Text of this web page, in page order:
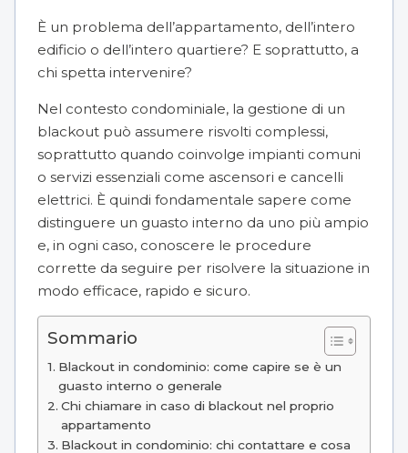
È un problema dell’appartamento, dell’intero
edificio o dell’intero quartiere? E soprattutto, a
chi spetta intervenire?
Nel contesto condominiale, la gestione di un
blackout può assumere risvolti complessi,
soprattutto quando coinvolge impianti comuni
o servizi essenziali come ascensori e cancelli
elettrici. È quindi fondamentale sapere come
distinguere un guasto interno da uno più ampio
e, in ogni caso, conoscere le procedure
corrette da seguire per risolvere la situazione in
modo efficace, rapido e sicuro.
Sommario
Blackout in condominio: come capire se è un
guasto interno o generale
Chi chiamare in caso di blackout nel proprio
appartamento
Blackout in condominio: chi contattare e cosa